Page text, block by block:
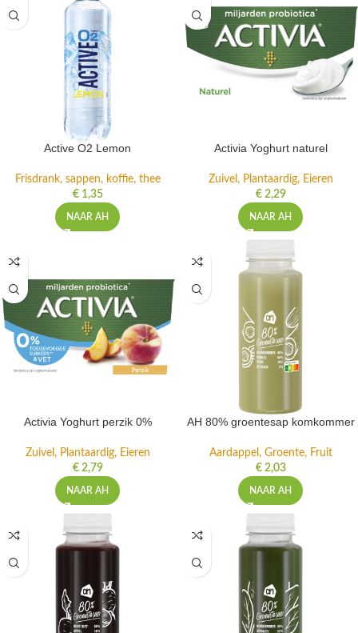
Active O2 Lemon
Frisdrank, sappen, koffie, thee
€1,35
NAAR AH
Activia Yoghurt naturel
Zuivel, Plantaardig, Eieren
€2,29
NAAR AH
Activia Yoghurt perzik 0%
Zuivel, Plantaardig, Eieren
€2,79
NAAR AH
AH 80% groentesap komkommer
Aardappel, Groente, Fruit
€2,03
NAAR AH